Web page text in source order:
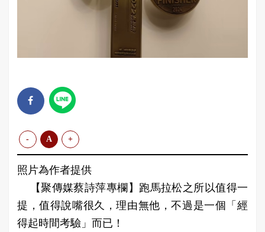
- A +
照片為作者提供
【聚傳媒蔡詩萍專欄】跑馬拉松之所以值得一
提，值得說嘴很久，理由無他，不過是一個「經
得起時間考驗」而已！